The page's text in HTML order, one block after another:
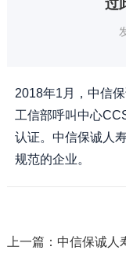
过
2018年1月，中信
工信部呼叫中心
认证。中信保诚人
规范的企业。